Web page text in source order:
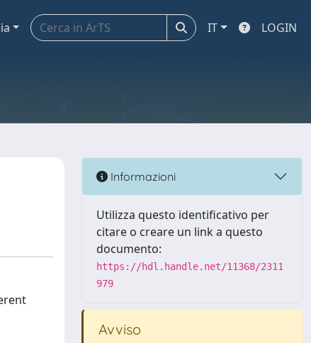
IT LOGIN
Informazioni
Utilizza questo identificativo per
citare o creare un link a questo
documento:
https://hdl.handle.net/11368/2311
979
Avviso